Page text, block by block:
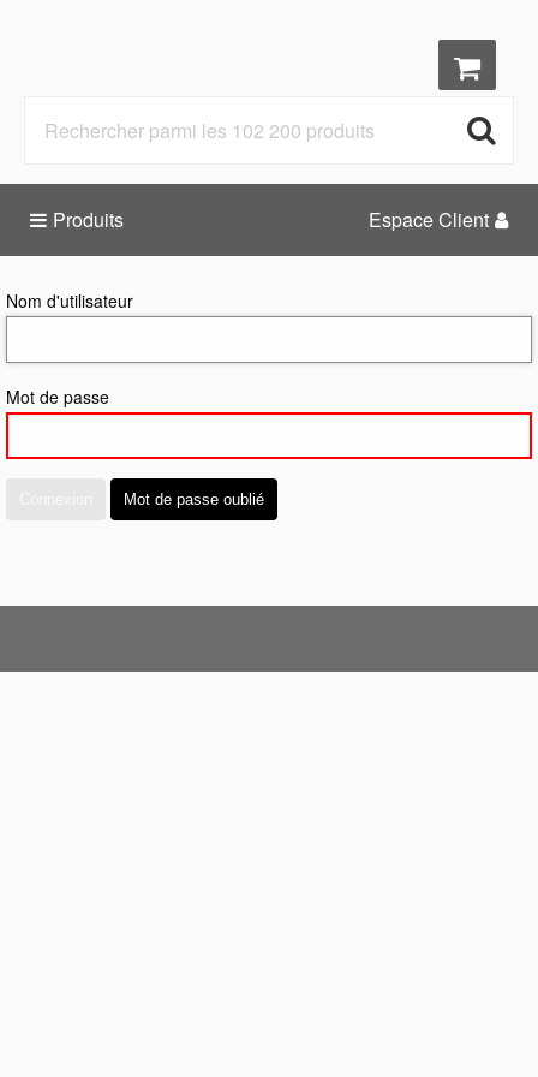
Produits Espace Client
Nom d'utilisateur
Mot de passe
Mot de passe oublié